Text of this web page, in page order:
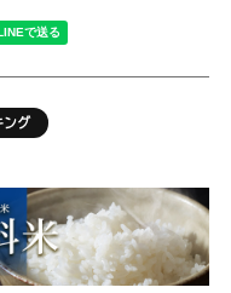
ング